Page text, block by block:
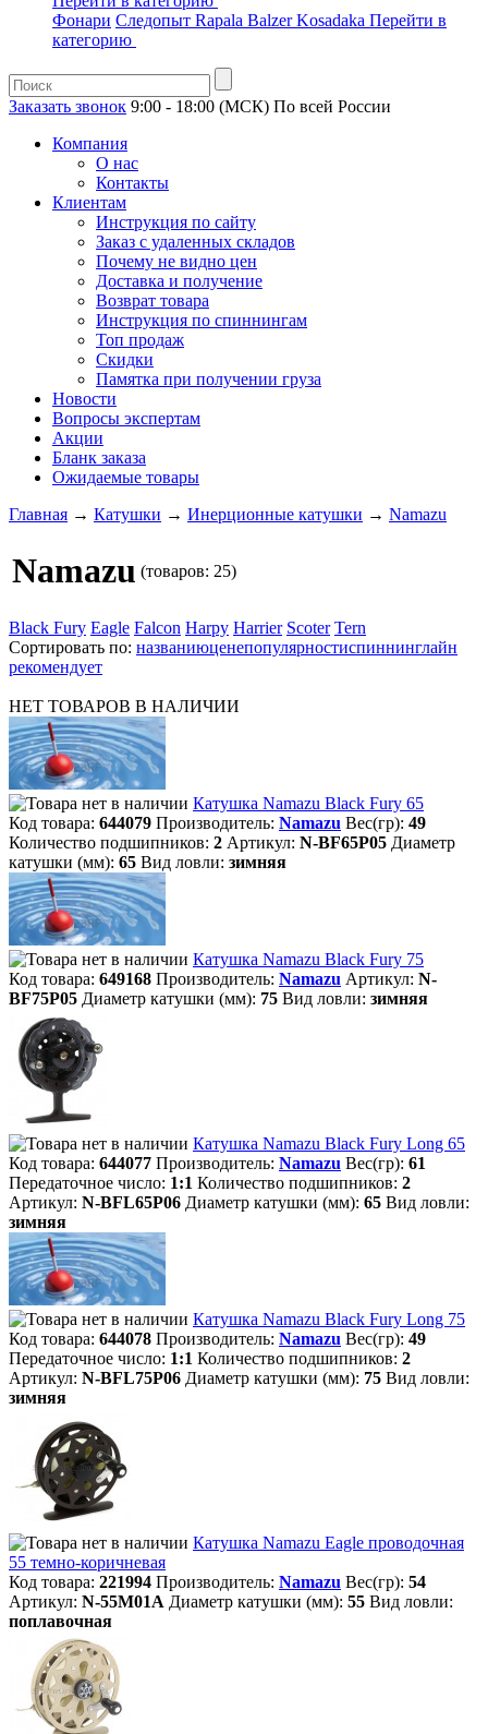
Фонари Следопыт Rapala BalzerKosadaka Перейти в
категорию
Заказать звонок 9:00 - 18:00 (МСК) По всей России
Компания
О нас
Контакты
Клиентам
Инструкция по сайту
Заказ с удаленных складов
Почему не видно цен
Доставка и получение
Возврат товара
Инструкция по спиннингам
Топ продаж
Скидки
Памятка при получении груза
Новости
Вопросы экспертам
Акции
Бланк заказа
Ожидаемые товары
Главная → Катушки → Инерционные катушки → Namazu
Namazu (товаров: 25)
Black Fury Eagle Falcon Harpy Harrier Scoter Tern
Сортировать по: названиюценепопулярностиспиннинглайн
рекомендует
НЕТ ТОВАРОВ В НАЛИЧИИ
Катушка Namazu Black Fury 65
Код товара: 644079 Производитель: Namazu Вес(гр): 49
Количество подшипников: 2 Артикул: N-BF65P05 Диаметр
катушки (мм): 65 Вид ловли: зимняя
Катушка Namazu Black Fury 75
Код товара: 649168 Производитель: Namazu Артикул: N-
BF75P05 Диаметр катушки (мм): 75 Вид ловли: зимняя
Катушка Namazu Black Fury Long 65
Код товара: 644077 Производитель: Namazu Вес(гр): 61
Передаточное число: 1:1 Количество подшипников: 2
Артикул: N-BFL65P06 Диаметр катушки (мм): 65 Вид ловли:
зимняя
Катушка Namazu Black Fury Long 75
Код товара: 644078 Производитель: Namazu Вес(гр): 49
Передаточное число: 1:1 Количество подшипников: 2
Артикул: N-BFL75P06 Диаметр катушки (мм): 75 Вид ловли:
зимняя
Катушка Namazu Eagle проводочная
55 темно-коричневая
Код товара: 221994 Производитель: Namazu Вес(гр): 54
Артикул: N-55M01A Диаметр катушки (мм): 55 Вид ловли:
поплавочная